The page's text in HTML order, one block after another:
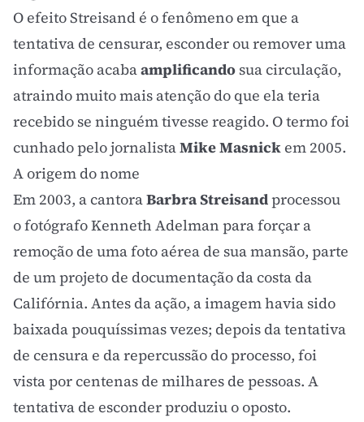
O efeito Streisand é o fenômeno em que a
tentativa de censurar, esconder ou remover uma
informação acabaamplificando sua circulação,
atraindo muito mais atenção do que ela teria
recebido se ninguém tivesse reagido. O termo foi
cunhado pelo jornalistaMike Masnickem 2005.
A origem do nome
Em 2003, a cantoraBarbra Streisandprocessou
o fotógrafo Kenneth Adelman para forçar a
remoção de uma foto aérea de sua mansão, parte
de um projeto de documentação da costa da
Califórnia. Antes da ação, a imagem havia sido
baixada pouquíssimas vezes; depois da tentativa
de censura e da repercussão do processo, foi
vista por centenas de milhares de pessoas. A
tentativa de esconder produziu o oposto.